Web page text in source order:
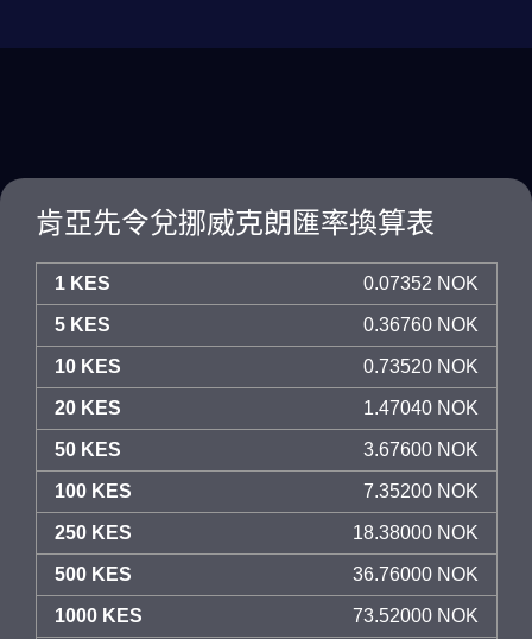
肯亞先令兌挪威克朗匯率換算表
1 KES 0.07352 NOK
5 KES 0.36760 NOK
10 KES 0.73520 NOK
20 KES 1.47040 NOK
50 KES 3.67600 NOK
100 KES 7.35200 NOK
250 KES 18.38000 NOK
500 KES 36.76000 NOK
1000 KES 73.52000 NOK